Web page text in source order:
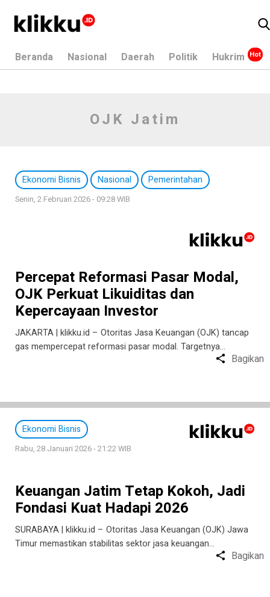
Beranda Nasional Daerah Politik Hukrim
OJK Jatim
Ekonomi Bisnis Nasional Pemerintahan
Senin, 2 Februari 2026 - 09:28 WIB
Percepat Reformasi Pasar Modal,
OJK Perkuat Likuiditas dan
Kepercayaan Investor
JAKARTA | klikku.id – Otoritas Jasa Keuangan (OJK) tancap
gas mempercepat reformasi pasar modal. Targetnya…
Bagikan
Ekonomi Bisnis
Rabu, 28 Januari 2026 - 21:22 WIB
Keuangan Jatim Tetap Kokoh, Jadi
Fondasi Kuat Hadapi 2026
SURABAYA | klikku.id – Otoritas Jasa Keuangan (OJK) Jawa
Timur memastikan stabilitas sektor jasa keuangan…
Bagikan